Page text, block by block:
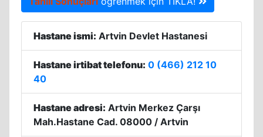
Hastane ismi: Artvin Devlet Hastanesi
Hastane irtibat telefonu: 0 (466) 212 10
40
Hastane adresi: Artvin Merkez Çarşı
Mah.Hastane Cad. 08000 / Artvin